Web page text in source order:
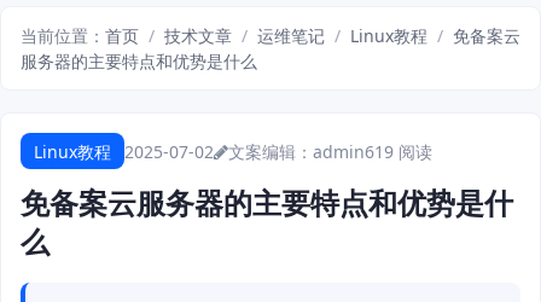
当前位置： 首页 / 技术文章 / 运维笔记 / Linux教程 / 免备案云
服务器的主要特点和优势是什么
Linux教程 2025-07-02 文案编辑：admin619 阅读
免备案云服务器的主要特点和优势是什
么